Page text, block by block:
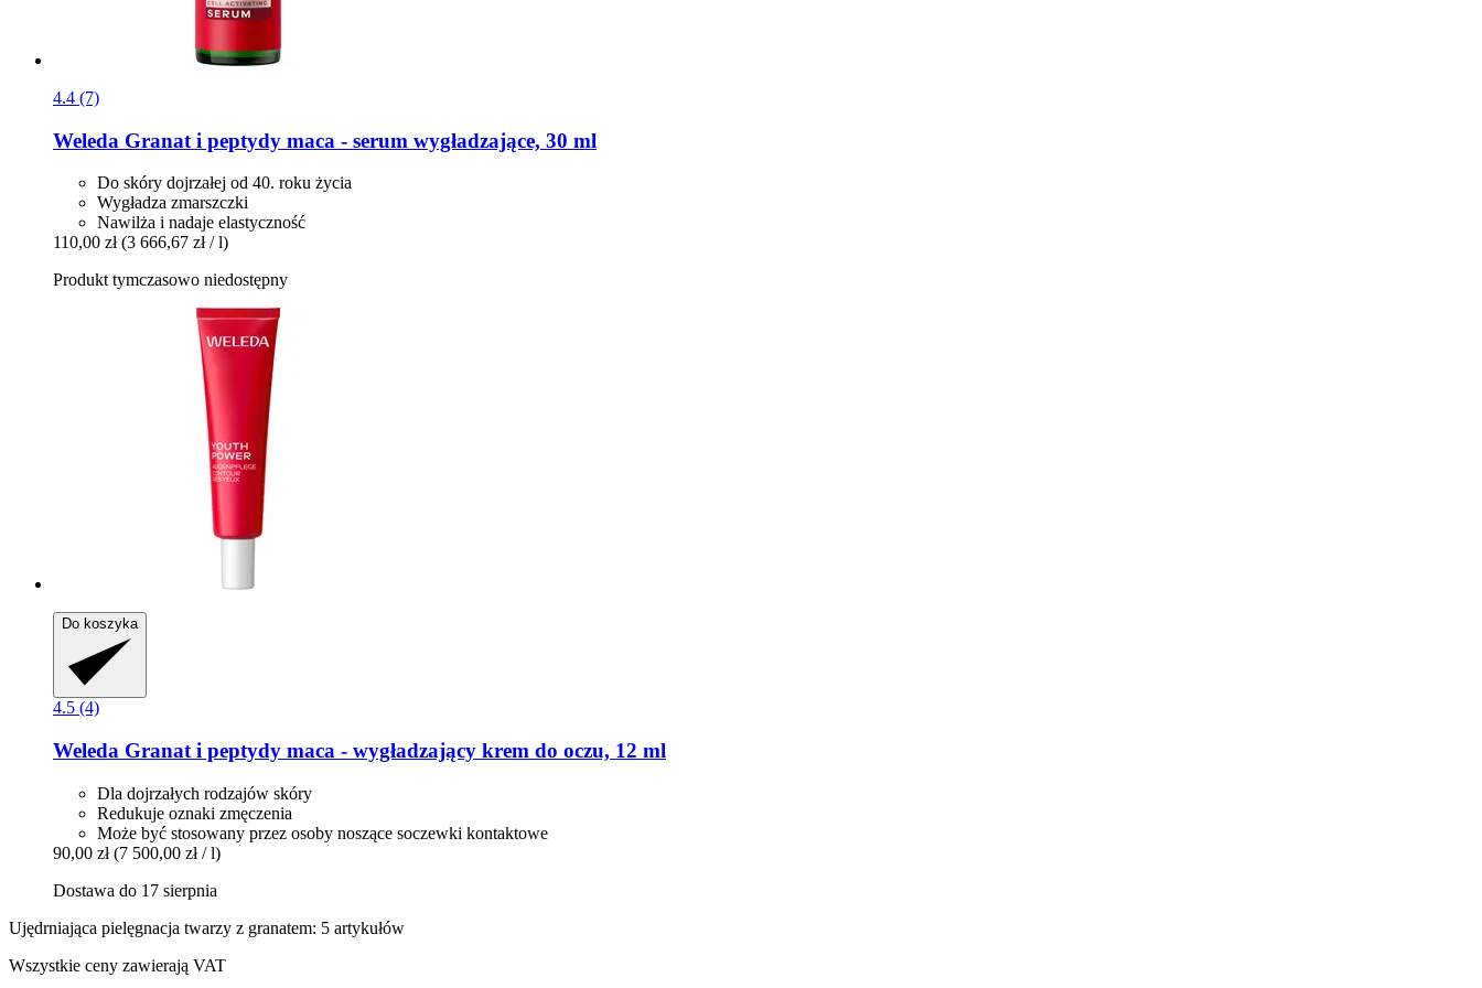
4.4 (7)
Weleda Granat i peptydy maca -​ serum wygładzające, 30 ml
Do skóry dojrzałej od 40. roku życia
Wygładza zmarszczki
Nawilża i nadaje elastyczność
110,00 zł (3 666,67 zł / l)
Produkt tymczasowo niedostępny
Do koszyka
4.5 (4)
Weleda Granat i peptydy maca -​ wygładzający krem do oczu, 12 ml
Dla dojrzałych rodzajów skóry
Redukuje oznaki zmęczenia
Może być stosowany przez osoby noszące soczewki kontaktowe
90,00 zł (7 500,00 zł / l)
Dostawa do 17 sierpnia
Ujędrniająca pielęgnacja twarzy z granatem: 5 artykułów
Wszystkie ceny zawierają VAT